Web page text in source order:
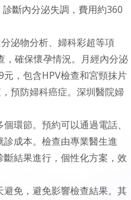
斷內分泌失調，費用約360
泌物分析、婦科彩超等項
，確保懷孕情況。月經內分泌
，包含HPV檢查和宮頸抹片
預防婦科癌症。深圳醫院婦
環節。預約可以通過電話、
成本。檢查由專業醫生進
結果進行，個性化方案，效
免，避免影響檢查結果。其